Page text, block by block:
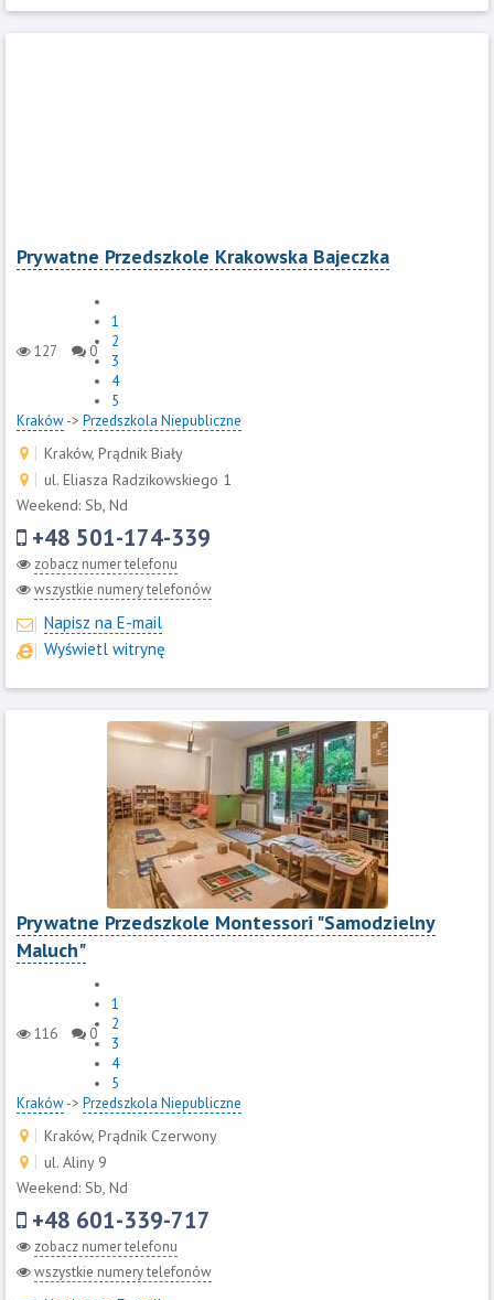
Prywatne Przedszkole Krakowska Bajeczka
127 0
1
2
3
4
5
Kraków-> Przedszkola Niepubliczne
Kraków, Prądnik Biały
ul. Eliasza Radzikowskiego 1
Weekend: Sb, Nd
+48 501-174-339
zobacz numer telefonu
wszystkie numery telefonów
Napisz na E-mail
Wyświetl witrynę
Prywatne Przedszkole Montessori "Samodzielny
Maluch"
116 0
1
2
3
4
5
Kraków-> Przedszkola Niepubliczne
Kraków, Prądnik Czerwony
ul. Aliny 9
Weekend: Sb, Nd
+48 601-339-717
zobacz numer telefonu
wszystkie numery telefonów